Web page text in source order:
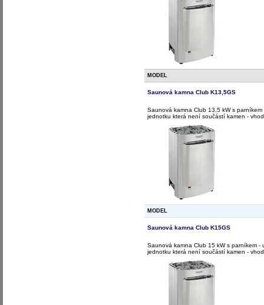
MODEL
Saunová kamna Club K13,5GS
Saunová kamna Club 13,5 kW s
jednotku která není součástí kamen -
MODEL
Saunová kamna Club K15GS
Saunová kamna Club 15 kW s parníkem
jednotku která není součástí kamen -